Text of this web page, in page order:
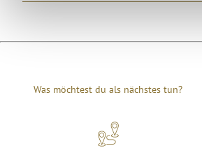
Was möchtest du als nächstes tun?